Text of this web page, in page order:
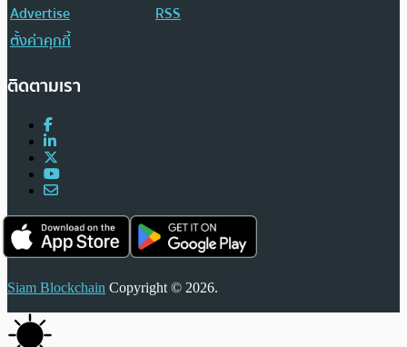
Advertise
RSS
ตั้งค่าคุกกี้
ติดตามเรา
Siam Blockchain Copyright © 2026.